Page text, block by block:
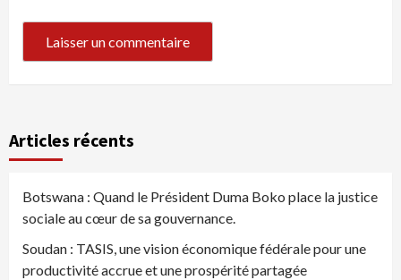
Articles récents
Botswana : Quand le Président Duma Boko place la justice
sociale au cœur de sa gouvernance.
Soudan : TASIS, une vision économique fédérale pour une
productivité accrue et une prospérité partagée